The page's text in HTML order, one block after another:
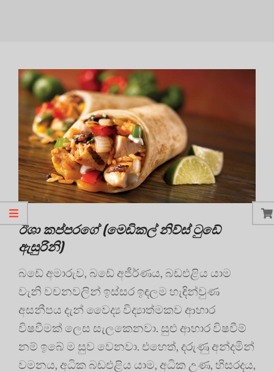
ඊශා කප්පරගේ (මෙඩිකල් නිව්ස් ටුඩේ
ඇසුරිනි)
බඩේ අමාරුව, බඩේ අජීර්ණය, බඩඑළිය යාම
වැනි වචනවලින් ඉස්සර ඉඳලම හැඳින්වුණ
අසනීපය දැන් වෛද්‍ය විද්‍යාත්මකව ආහාර
විෂවීමක් ලෙස සැලකෙනවා. සුළු ආහාර විෂවීම්
නම් ඉබේ ම සුව වෙනවා. එහෙත්, දරුණු අන්දමින්
වමනය, අධික බඩඑළිය යාම, අධික උණ, හිසරදය,